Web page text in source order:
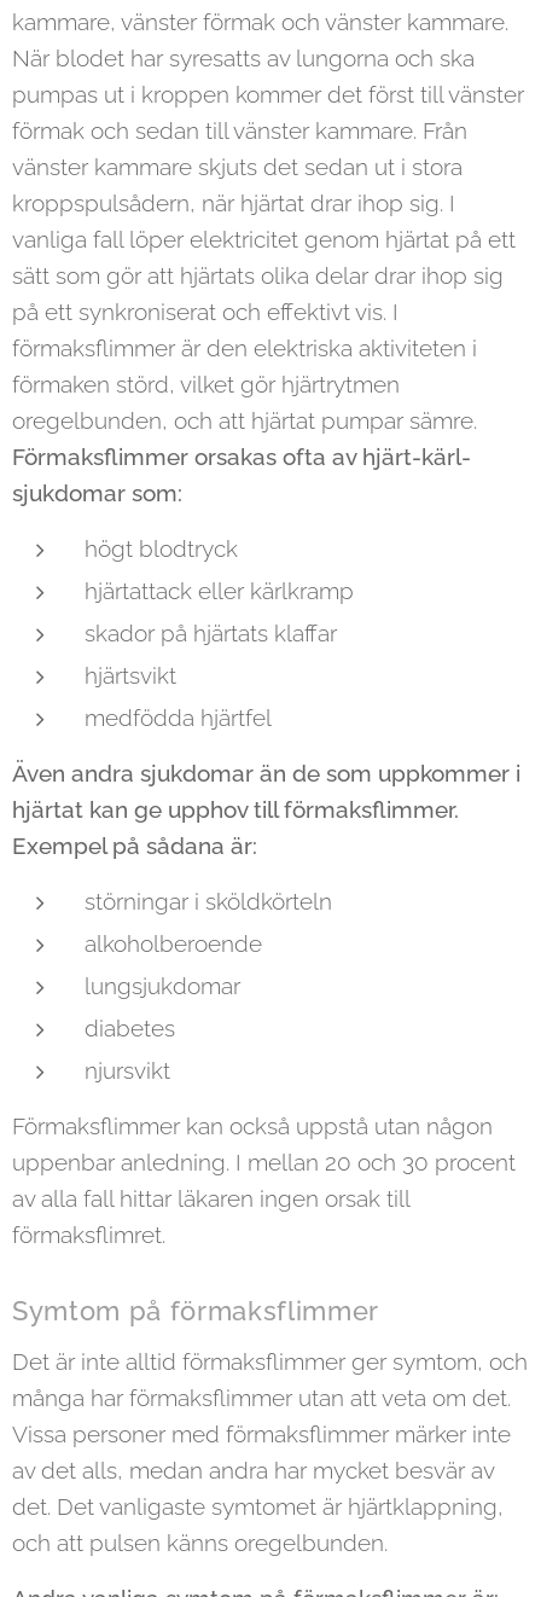
kammare, vänster förmak och vänster kammare.
När blodet har syresatts av lungorna och ska
pumpas ut i kroppen kommer det först till vänster
förmak och sedan till vänster kammare. Från
vänster kammare skjuts det sedan ut i stora
kroppspulsådern, när hjärtat drar ihop sig. I
vanliga fall löper elektricitet genom hjärtat på ett
sätt som gör att hjärtats olika delar drar ihop sig
på ett synkroniserat och effektivt vis. I
förmaksflimmer är den elektriska aktiviteten i
förmaken störd, vilket gör hjärtrytmen
oregelbunden, och att hjärtat pumpar sämre.
Förmaksflimmer orsakas ofta av hjärt-kärl-
sjukdomar som:
högt blodtryck
hjärtattack eller kärlkramp
skador på hjärtats klaffar
hjärtsvikt
medfödda hjärtfel
Även andra sjukdomar än de som uppkommer i
hjärtat kan ge upphov till förmaksflimmer.
Exempel på sådana är:
störningar i sköldkörteln
alkoholberoende
lungsjukdomar
diabetes
njursvikt
Förmaksflimmer kan också uppstå utan någon
uppenbar anledning. I mellan 20 och 30 procent
av alla fall hittar läkaren ingen orsak till
förmaksflimret.
Symtom på förmaksflimmer
Det är inte alltid förmaksflimmer ger symtom, och
många har förmaksflimmer utan att veta om det.
Vissa personer med förmaksflimmer märker inte
av det alls, medan andra har mycket besvär av
det. Det vanligaste symtomet är hjärtklappning,
och att pulsen känns oregelbunden.